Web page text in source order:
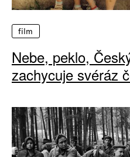
film
Nebe, peklo,
zachycuje svéráz